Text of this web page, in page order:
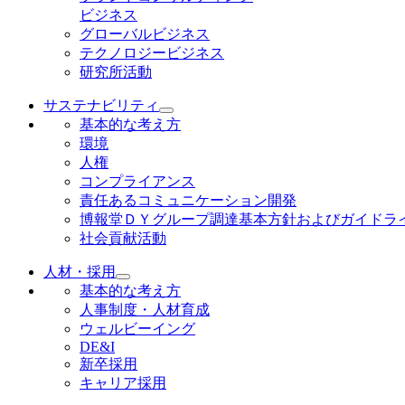
ビジネス
グローバルビジネス
テクノロジービジネス
研究所活動
サステナビリティ
基本的な考え方
環境
人権
コンプライアンス
責任あるコミュニケーション開発
博報堂ＤＹグループ調達基本方針およびガイドラ
社会貢献活動
人材・採用
基本的な考え方
人事制度・人材育成
ウェルビーイング
DE&I
新卒採用
キャリア採用